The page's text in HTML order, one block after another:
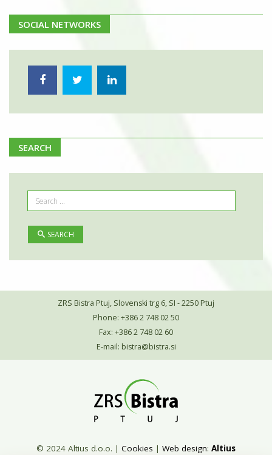
SOCIAL NETWORKS
SEARCH
SEARCH
ZRS Bistra Ptuj, Slovenski trg 6, SI - 2250 Ptuj
Phone: +386 2 748 02 50
Fax: +386 2 748 02 60
E-mail: bistra@bistra.si
© 2024 Altius d.o.o. | Cookies | Web design: Altius